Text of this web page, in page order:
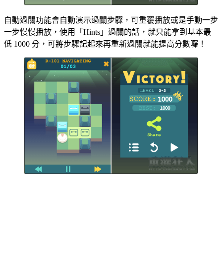
自動過關功能會自動演示過關步驟，可重覆播放或是手動一步
一步慢慢播放，使用「Hints」過關的話，就只能拿到基本最
低 1000 分，可將步驟記起來再重新過關就能提高分數囉！